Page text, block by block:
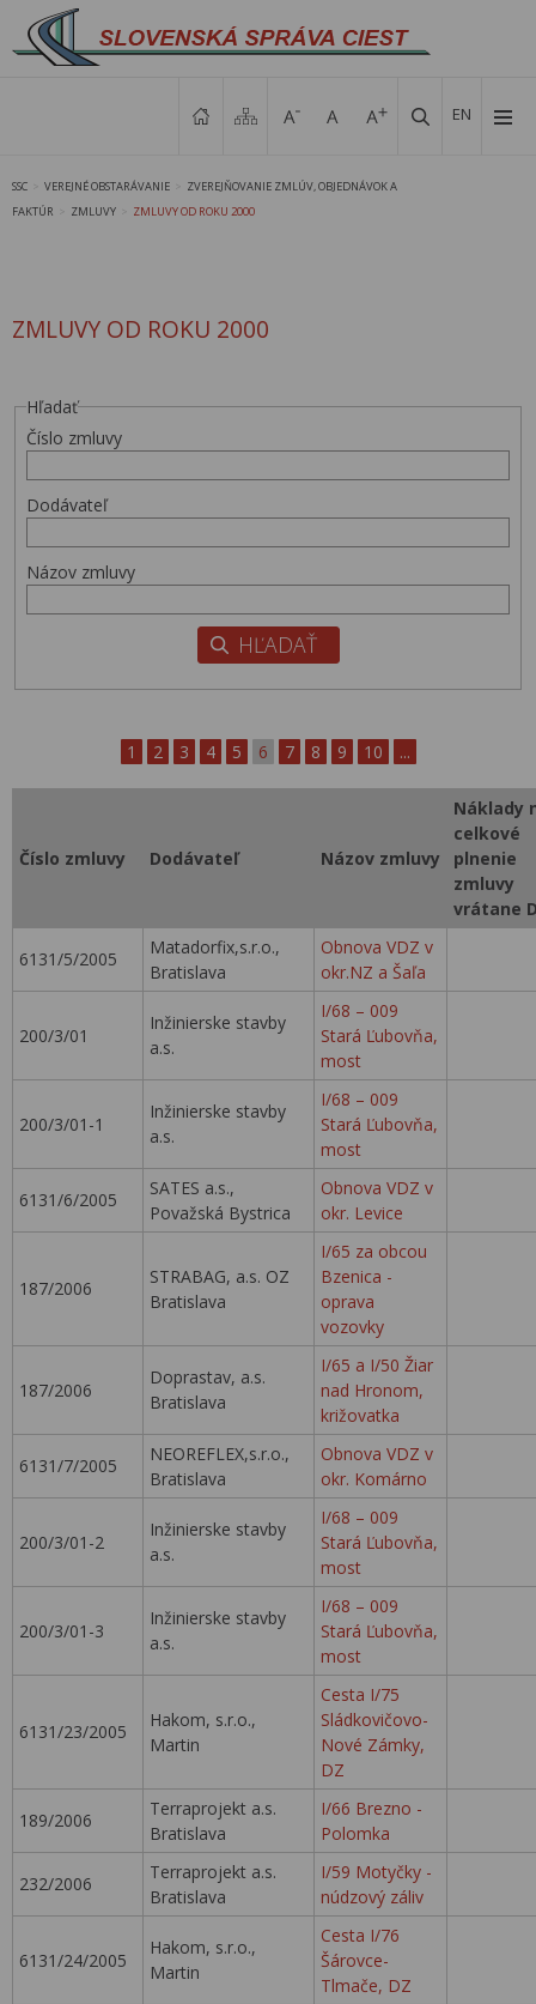
EN
SSC VEREJNÉ OBSTARÁVANIE
ZVEREJŇOVANIE ZMLÚV, OBJEDNÁVOK A
FAKTÚR
ZMLUVY ZMLUVY OD ROKU 2000
ZMLUVY OD ROKU 2000
Hľadať
Číslo zmluvy
Dodávateľ
Názov zmluvy
1 2 3 4 5 6 7 8 9 10 ...
Číslo zmluvy Dodávateľ Názov zmluvy
Náklady
celkové
plnenie
zmluvy
vrátane
6131/5/2005
Matadorfix,s.r.o.,
Bratislava
Obnova VDZ v
okr.NZ a Šaľa
200/3/01
Inžinierske stavby
a.s.
I/68 – 009
Stará Ľubovňa,
most
200/3/01-1
Inžinierske stavby
a.s.
I/68 – 009
Stará Ľubovňa,
most
6131/6/2005
SATES a.s.,
Považská Bystrica
Obnova VDZ v
okr. Levice
187/2006
STRABAG, a.s. OZ
Bratislava
I/65 za obcou
Bzenica -
oprava
vozovky
187/2006
Doprastav, a.s.
Bratislava
I/65 a I/50 Žiar
nad Hronom,
križovatka
6131/7/2005
NEOREFLEX,s.r.o.,
Bratislava
Obnova VDZ v
okr. Komárno
200/3/01-2
Inžinierske stavby
a.s.
I/68 – 009
Stará Ľubovňa,
most
200/3/01-3
Inžinierske stavby
a.s.
I/68 – 009
Stará Ľubovňa,
most
6131/23/2005
Hakom, s.r.o.,
Martin
Cesta I/75
Sládkovičovo-
Nové Zámky,
DZ
189/2006
Terraprojekt a.s.
Bratislava
I/66 Brezno -
Polomka
232/2006
Terraprojekt a.s.
Bratislava
I/59 Motyčky -
núdzový záliv
6131/24/2005
Hakom, s.r.o.,
Martin
Cesta I/76
Šárovce-
Tlmače, DZ